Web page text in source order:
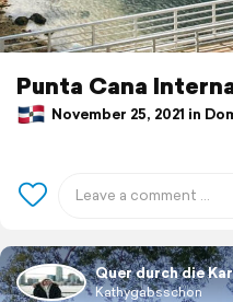
Punta Cana
November 25, 2021 in
Quer durch die
Kathygabsschon